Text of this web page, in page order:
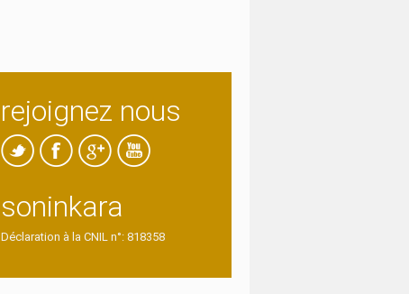
rejoignez nous
soninkara
Déclaration à la CNIL n°: 818358